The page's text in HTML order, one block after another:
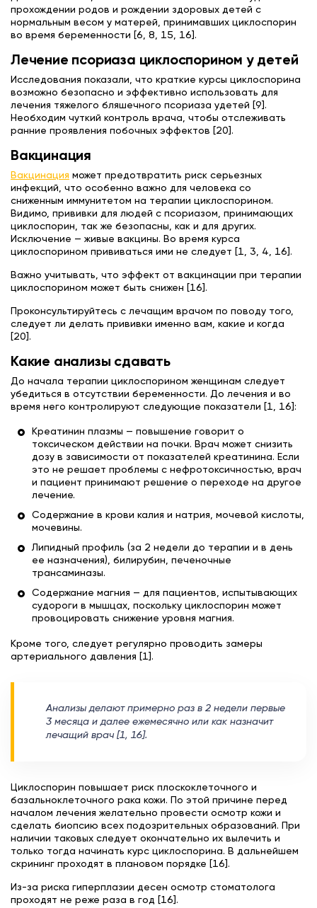
прохождении родов и рождении здоровых детей с
нормальным весом у матерей, принимавших циклоспорин
во время беременности [6, 8, 15, 16].
Лечение псориаза циклоспорином у детей
Исследования показали, что краткие курсы циклоспорина
возможно безопасно и эффективно использовать для
лечения тяжелого бляшечного псориаза удетей [9].
Необходим чуткий контроль врача, чтобы отслеживать
ранние проявления побочных эффектов [20].
Вакцинация
Вакцинация может предотвратить риск серьезных
инфекций, что особенно важно для человека со
сниженным иммунитетом на терапии циклоспорином.
Видимо, прививки для людей с псориазом, принимающих
циклоспорин, так же безопасны, как и для других.
Исключение — живые вакцины. Во время курса
циклоспорином прививаться ими не следует [1, 3, 4, 16].
Важно учитывать, что эффект от вакцинации при терапии
циклоспорином может быть снижен [16].
Проконсультируйтесь с лечащим врачом по поводу того,
следует ли делать прививки именно вам, какие и когда
[20].
Какие анализы сдавать
До начала терапии циклоспорином женщинам следует
убедиться в отсутствии беременности. До лечения и во
время него контролируют следующие показатели [1, 16]:
Креатинин плазмы — повышение говорит о
токсическом действии на почки. Врач может снизить
дозу в зависимости от показателей креатинина. Если
это не решает проблемы с нефротоксичностью, врач
и пациент принимают решение о переходе на другое
лечение.
Содержание в крови калия и натрия, мочевой кислоты,
мочевины.
Липидный профиль (за 2 недели до терапии и в день
ее назначения), билирубин, печеночные
трансаминазы.
Содержание магния — для пациентов, испытывающих
судороги в мышцах, поскольку циклоспорин может
провоцировать снижение уровня магния.
Кроме того, следует регулярно проводить замеры
артериального давления [1].
Анализы делают примерно раз в 2 недели первые
3 месяца и далее ежемесячно или как назначит
лечащий врач [1, 16].
Циклоспорин повышает риск плоскоклеточного и
базальноклеточного рака кожи. По этой причине перед
началом лечения желательно провести осмотр кожи и
сделать биопсию всех подозрительных образований. При
наличии таковых следует окончательно их вылечить и
только тогда начинать курс циклоспорина. В дальнейшем
скрининг проходят в плановом порядке [16].
Из-за риска гиперплазии десен осмотр стоматолога
проходят не реже раза в год [16].